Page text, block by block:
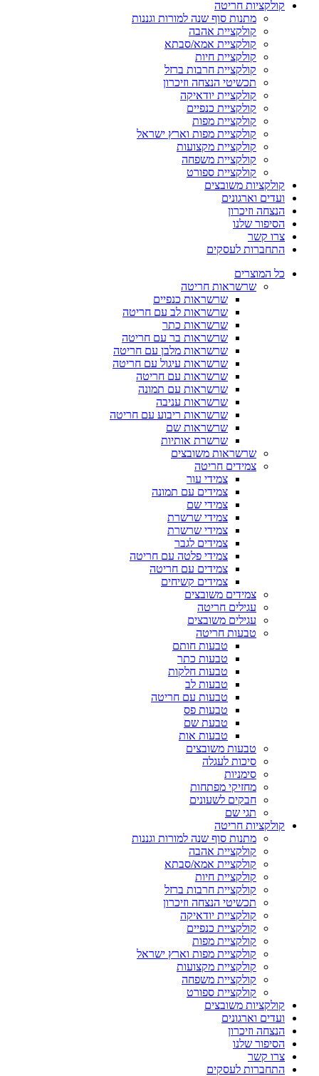
קולקציות חריטה
מתנות סוף שנה למורות וגננות
קולקציית אהבה
קולקציית אמא/סבתא
קולקציית חיות
קולקציית חרבות ברזל
תכשיטי הנצחה וזיכרון
קולקציית יודאיקה
קולקציית כנפיים
קולקציית מפות
קולקציית מפות וארץ ישראל
קולקציית מקצועות
קולקציית משפחה
קולקציית ספורט
קולקציות משובצים
ועדים וארגונים
הנצחה וזיכרון
הסיפור שלנו
צרו קשר
התחברות לעסקים
כל המוצרים
שרשראות חריטה
שרשראות כנפיים
שרשראות לב עם חריטה
שרשראות כתר
שרשראות בר עם חריטה
שרשראות מלבן עם חריטה
שרשראות עיגול עם חריטה
שרשראות עם חריטה
שרשראות עם תמונה
שרשראות עניבה
שרשראות ריבוע עם חריטה
שרשראות שם
שרשרת אותיות
שרשראות משובצים
צמידים חריטה
צמידי עור
צמידים עם תמונה
צמידי שם
צמידי שרשרת
צמידי שרשרת
צמידים לגבר
צמידי פלטה עם חריטה
צמידים עם חריטה
צמידים קשיחים
צמידים משובצים
עגילים חריטה
עגילים משובצים
טבעות חריטה
טבעות חותם
טבעות כתר
טבעות חלקות
טבעות לב
טבעות עם חריטה
טבעות פס
טבעת שם
טבעות אות
טבעות משובצים
סיכות לעגלה
סימניות
מחזיקי מפתחות
חבקים לשעונים
תגי שם
קולקציות חריטה
מתנות סוף שנה למורות וגננות
קולקציית אהבה
קולקציית אמא/סבתא
קולקציית חיות
קולקציית חרבות ברזל
תכשיטי הנצחה וזיכרון
קולקציית יודאיקה
קולקציית כנפיים
קולקציית מפות
קולקציית מפות וארץ ישראל
קולקציית מקצועות
קולקציית משפחה
קולקציית ספורט
קולקציות משובצים
ועדים וארגונים
הנצחה וזיכרון
הסיפור שלנו
צרו קשר
התחברות לעסקים